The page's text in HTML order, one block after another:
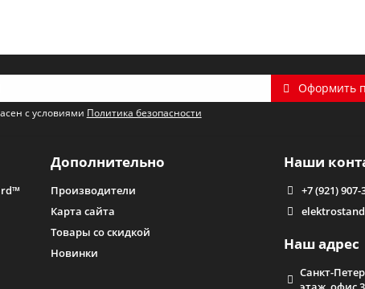
Оформить
с условиями Политика безопасности
Дополнительно
Производители
Карта сайта
Товары со скидкой
Новинки
Наши
+7 (921) 907-
Наш адрес
Санкт-